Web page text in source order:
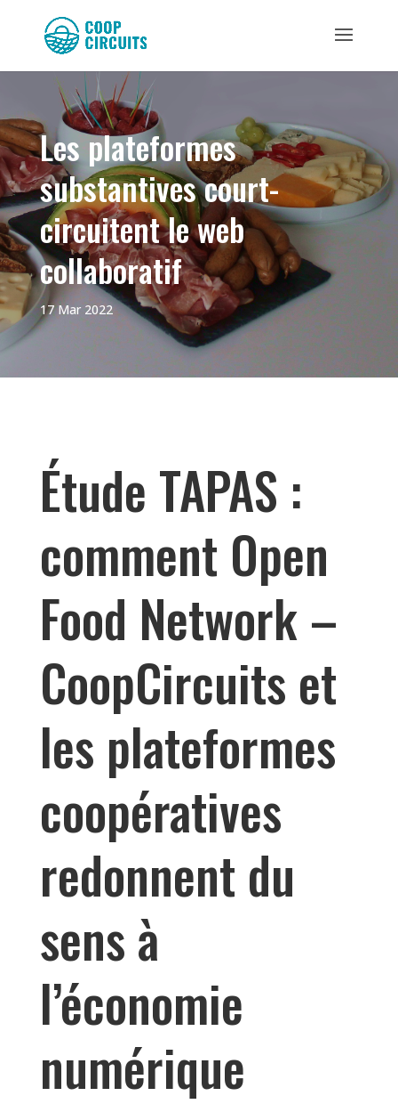
Les plateformes
substantives court-
circuitent le web
collaboratif
17 Mar 2022
Étude TAPAS :
comment Open
Food Network –
CoopCircuits et
les plateformes
coopératives
redonnent du
sens à
l’économie
numérique